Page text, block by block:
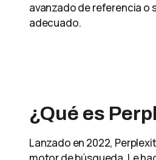
avanzado de referencia o
adecuado.
¿Qué es
Lanzado en 2022,